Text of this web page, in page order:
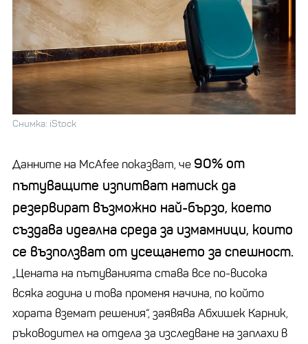
Снимка: iStock
Данните на McAfee показват, че 90% от
пътуващите изпитват натиск да
резервират възможно най-бързо, което
създава идеална среда за измамници, които
се възползват от усещането за спешност.
„Цената на пътуванията става все по-висока
всяка година и това променя начина, по който
хората вземат решения“, заявява Абхишек Карник,
ръководител на отдела за изследване на заплахи в